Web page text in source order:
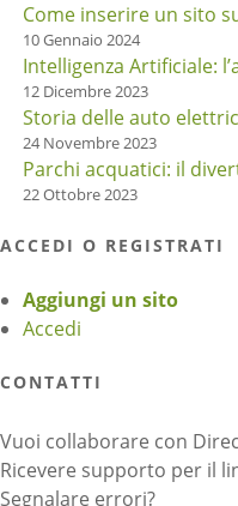
Come inserire un sito
10 Gennaio 2024
Intelligenza Artificiale:
12 Dicembre 2023
Storia delle auto
24 Novembre 2023
Parchi acquatici: il
22 Ottobre 2023
ACCEDI O REGISTRATI
Aggiungi un sito
Accedi
CONTATTI
Vuoi collaborare con
Ricevere supporto per il
Segnalare errori?